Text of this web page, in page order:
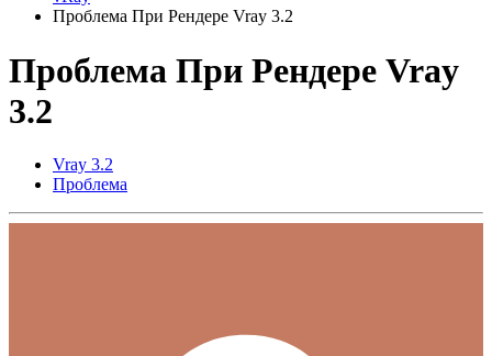
Проблема При Рендере Vray 3.2
Проблема При Рендере Vray
3.2
Vray 3.2
Проблема